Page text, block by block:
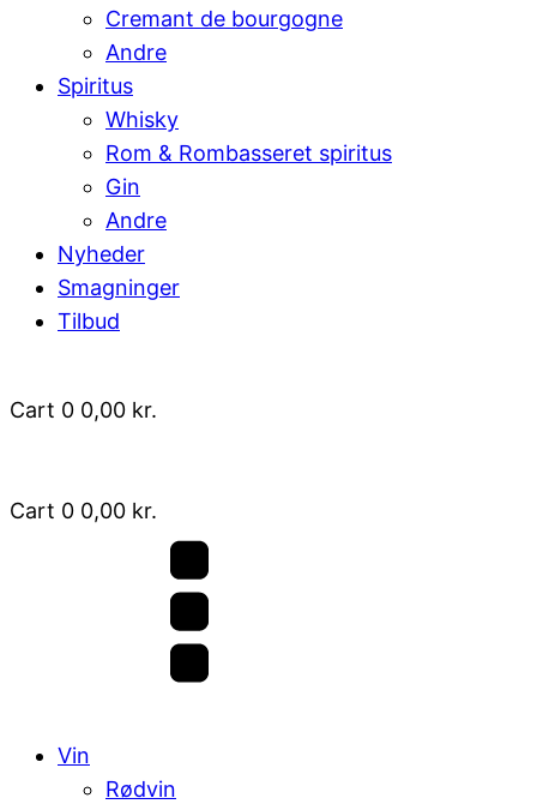
Cremant de bourgogne
Andre
Spiritus
Whisky
Rom & Rombasseret spiritus
Gin
Andre
Nyheder
Smagninger
Tilbud
Cart 0 0,00 kr.
Cart 0 0,00 kr.
Vin
Rødvin